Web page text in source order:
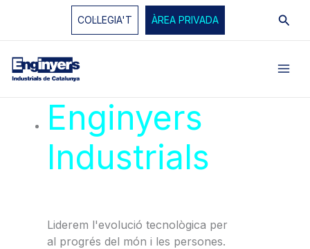
COL·LEGIA'T ÀREA PRIVADA
Enginyers
Industrials
Liderem l'evolució tecnològica per
al progrés del món i les persones.